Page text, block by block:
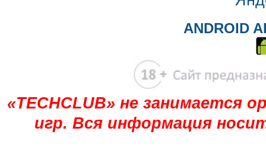
ANDROID
«TECHCLUB» не занимается
игр. Вся информация